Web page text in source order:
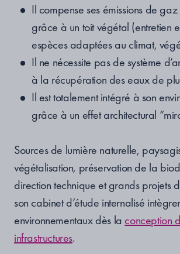
Il compense ses émissions de
grâce à un toit végétal (entretien
espèces adaptées au climat,
Il ne nécessite pas de système
à la récupération des eaux de
Il est totalement intégré à son
grâce à un effet architectural
Sources de lumière naturelle,
végétalisation, préservation de la
direction technique et grands projets
son cabinet d’étude internalisé
environnementaux dès la conception
infrastructures.